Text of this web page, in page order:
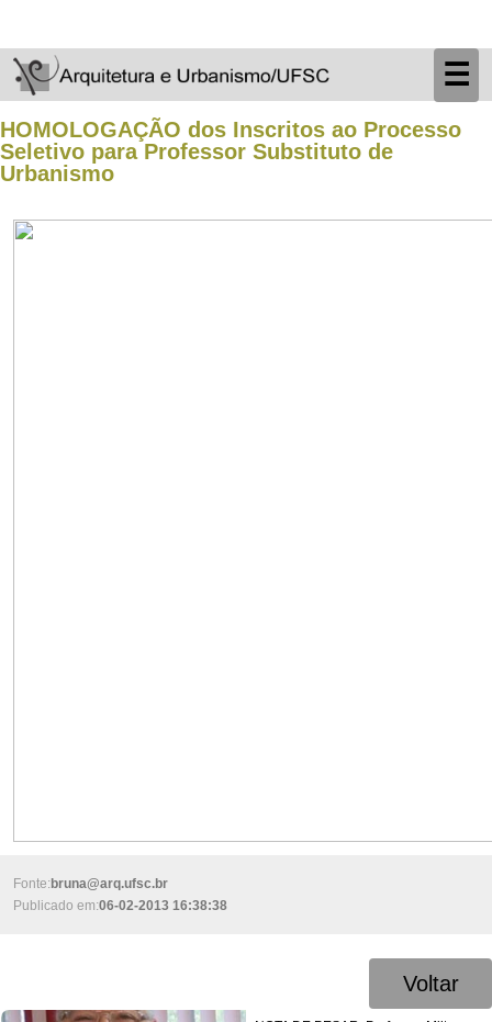
☰
HOMOLOGAÇÃO dos Inscritos ao Processo
Seletivo para Professor Substituto de
Urbanismo
Fonte: bruna@arq.ufsc.br
Publicado em:06-02-2013 16:38:38
Voltar